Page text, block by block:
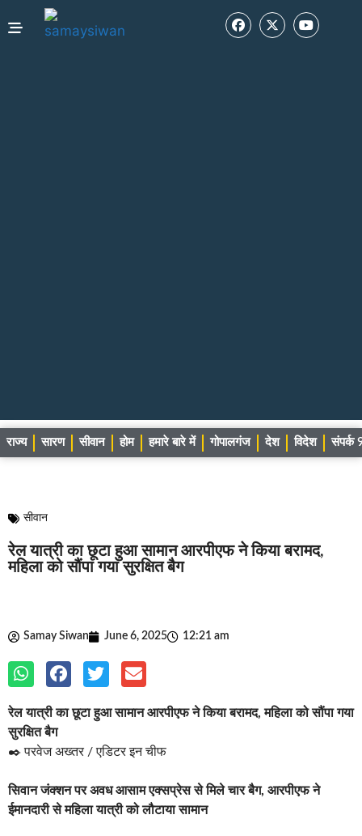
राज्य सारण सीवान होम हमारे बारे में गोपालगंज देश विदेश संपर्क
सीवान
रेल यात्री का छूटा हुआ सामान आरपीएफ ने किया बरामद,
महिला को सौंपा गया सुरक्षित बैग
Samay Siwan June 6, 2025 12:21 am
रेल यात्री का छूटा हुआ सामान आरपीएफ ने किया बरामद, महिला को सौंपा गया
सुरक्षित बैग
✒️ परवेज अख्तर / एडिटर इन चीफ
सिवान जंक्शन पर अवध आसाम एक्सप्रेस से मिले चार बैग, आरपीएफ ने
ईमानदारी से महिला यात्री को लौटाया सामान